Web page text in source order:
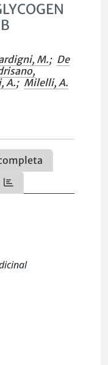
M.; De
A.; Milelli, A.